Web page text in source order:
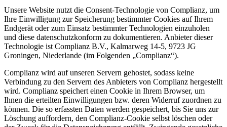
Unsere Website nutzt die Consent-Technologie von Complianz, um
Ihre Einwilligung zur Speicherung bestimmter Cookies auf Ihrem
Endgerät oder zum Einsatz bestimmter Technologien einzuholen
und diese datenschutzkonform zu dokumentieren. Anbieter dieser
Technologie ist Complianz B.V., Kalmarweg 14-5, 9723 JG
Groningen, Niederlande (im Folgenden „Complianz“).
Complianz wird auf unseren Servern gehostet, sodass keine
Verbindung zu den Servern des Anbieters von Complianz hergestellt
wird. Complianz speichert einen Cookie in Ihrem Browser, um
Ihnen die erteilten Einwilligungen bzw. deren Widerruf zuordnen zu
können. Die so erfassten Daten werden gespeichert, bis Sie uns zur
Löschung auffordern, den Complianz-Cookie selbst löschen oder